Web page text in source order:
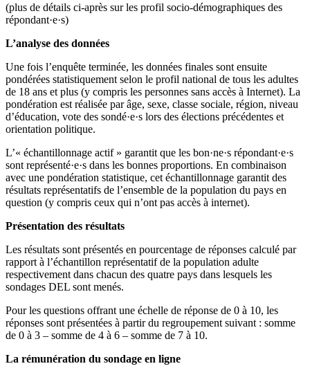
(plus de détails ci-après sur les profil socio-démographiques des
répondant·e·s)
L’analyse des données
Une fois l’enquête terminée, les données finales sont ensuite
pondérées statistiquement selon le profil national de tous les adultes
de 18 ans et plus (y compris les personnes sans accès à Internet). La
pondération est réalisée par âge, sexe, classe sociale, région, niveau
d’éducation, vote des sondé·e·s lors des élections précédentes et
orientation politique.
L’« échantillonnage actif » garantit que les bon·ne·s répondant·e·s
sont représenté·e·s dans les bonnes proportions. En combinaison
avec une pondération statistique, cet échantillonnage garantit des
résultats représentatifs de l’ensemble de la population du pays en
question (y compris ceux qui n’ont pas accès à internet).
Présentation des résultats
Les résultats sont présentés en pourcentage de réponses calculé par
rapport à l’échantillon représentatif de la population adulte
respectivement dans chacun des quatre pays dans lesquels les
sondages DEL sont menés.
Pour les questions offrant une échelle de réponse de 0 à 10, les
réponses sont présentées à partir du regroupement suivant : somme
de 0 à 3 – somme de 4 à 6 – somme de 7 à 10.
La rémunération du sondage en ligne